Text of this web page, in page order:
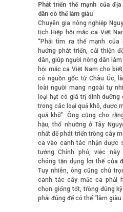
Phát triển thế mạnh của
dân có thể làm giàu
Chuyên gia nông nghiệp
tịch Hiệp hội mắc ca Việt
“Phải tìm ra thế mạnh của
hướng phát triển, cải thiện
dân, giúp người nông dân làm
hội mắc ca Việt Nam cho
có nguồn gốc từ Châu Úc,
loài người mang ngoài tự
loại hạt có giá trị dinh
trong các loại quả khô, được
quả khô”. Ông cũng cho
hậu, thổ nhưỡng ở Tây
nhất để phát triển trồng cây
ca vào canh tác nhận được
tướng Chính phủ, việc
chóng tận dụng lợi thế của
Tuy nhiên, ông cũng chú
canh tác cây mắc ca phải
chọn giống tốt, trồng đúng
phải đúng để có thể “làm giàu